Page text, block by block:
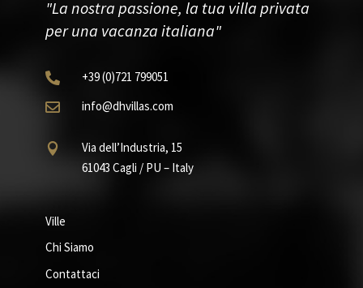
"La nostra passione, la tua villa privata
per una vacanza italiana"
 +39(0)721 799051
 info@dhvillas.com

Via dell’Industria, 15
61043 Cagli / PU – Italy
Ville
Chi Siamo
Contattaci